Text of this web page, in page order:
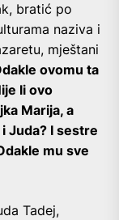
bratić po
naziva i
mještani
ovomu ta
li ovo
Marija, a
Juda? I sestre
mu sve
Tadej,